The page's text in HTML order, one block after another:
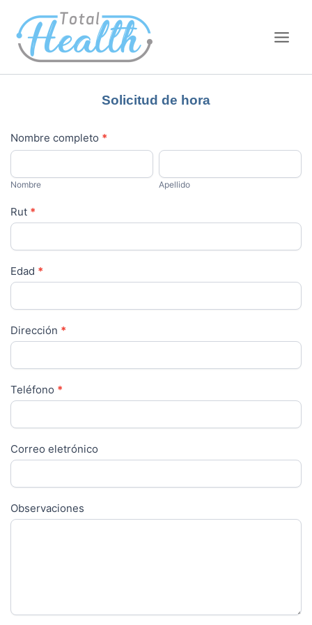
contenido
Solicitud de hora
solicitud
Nombre completo *
Nombre
Nombre
Apellido
Apellido
Rut *
Edad *
Dirección *
Teléfono *
Correo eletrónico
Observaciones